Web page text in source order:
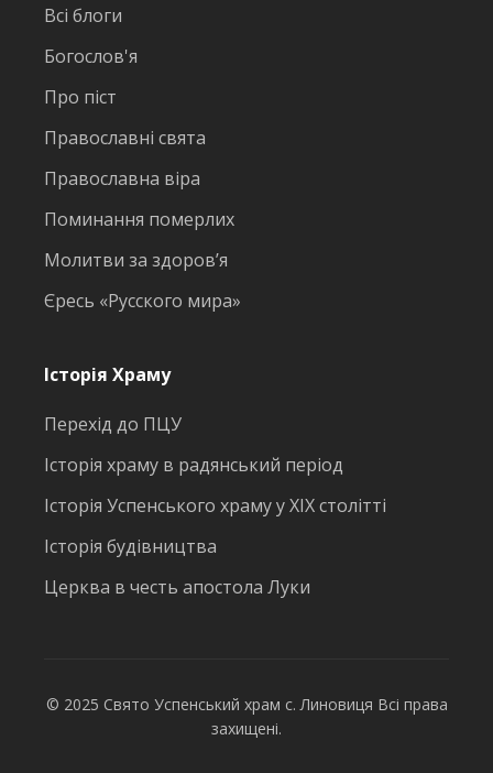
Всі блоги
Богослов'я
Про піст
Православні свята
Православна віра
Поминання померлих
Молитви за здоров’я
Єресь «Русского мира»
Історія Храму
Перехід до ПЦУ
Історія храму в радянський період
Історія Успенського храму у ХІХ столітті
Історія будівництва
Церква в честь апостола Луки
© 2025 Свято Успенський храм с. Линовиця Всі права
захищені.